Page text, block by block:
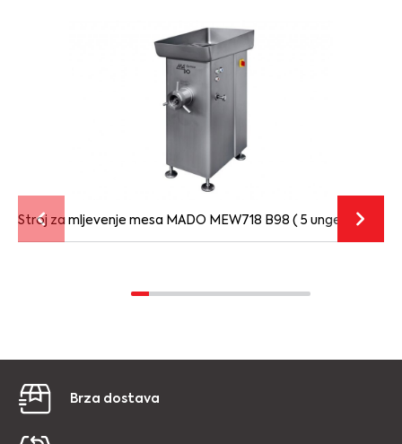
Stroj za mljevenje mesa MADO MEW718 B98 ( 5 unger )
Brza dostava